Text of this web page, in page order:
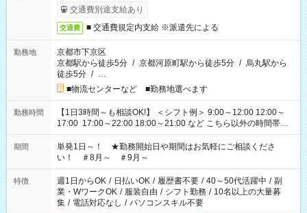
交通費別途支給あり
交通費 ■ 交通費規定内支給 ※派遣先による
勤務地
京都市下京区
京都駅から徒歩5分 / 京都河原町駅から徒歩5分 / 烏丸駅から
徒歩5分 / …
■物流センターなど ■勤務地選べます
勤務時間
【1日3時間～も相談OK!】 ＜シフト例＞ 9:00～12:00 12:00～
17:00 17:00～22:00 18:00～21:00 など こちら以外の時間帯も
お気軽にご相談ください！
期間
単発1日～！ ★勤務開始日や期間はお気軽にご相談くださ
い！ ＃8月～ ＃9月～
特徴 週1日からOK / 日払いOK / 履歴書不要 / 40～50代活躍中 / 副
業・WワークOK / 服装自由 / シフト勤務 / 10名以上の大量募
集 / 電話対応なし / パソコンスキル不要